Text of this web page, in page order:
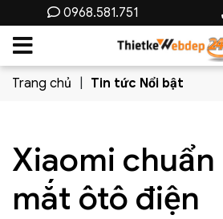
0968.581.751
Trang chủ Tin tức Nổi bật
Xiaomi chuẩn
mắt ôtô điện